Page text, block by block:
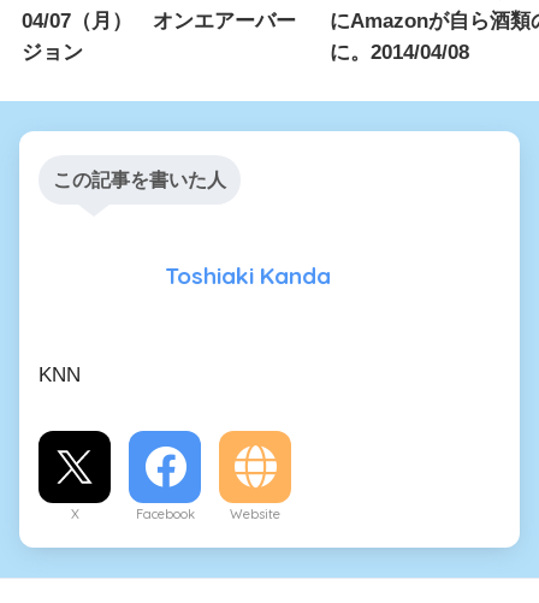
04/07（月） オンエアーバー
ジョン
にAmazonが自ら酒類
に。2014/04/08
この記事を書いた人
Toshiaki Kanda
KNN
X Facebook Website